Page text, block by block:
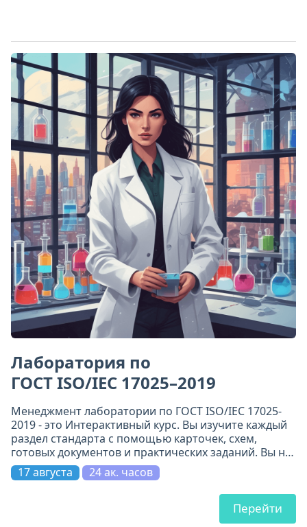
Лаборатория по
ГОСТ ISO/IEC 17025–2019
Менеджмент лаборатории по ГОСТ ISO/IEC 17025-
2019 - это Интерактивный курс. Вы изучите каждый
раздел стандарта с помощью карточек, схем,
готовых документов и практических заданий. Вы не
просто прочитаете требования - вы поймёте их и
примените.
17 августа 24 ак. часов
Перейти